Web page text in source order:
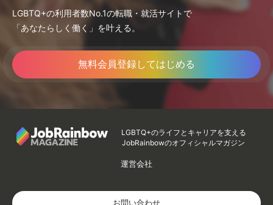
LGBTQ+の利用者数No.1の転職・就活サイトで
「あなたらしく働く」を叶える。
無料会員登録してはじめる
LGBTQ+のライフとキャリアを支える
JobRainbowのオフィシャルマガジン
運営会社
お問い合わせ